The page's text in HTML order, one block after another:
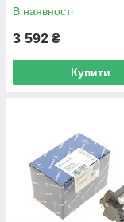
В наявності
3 592 ₴
Купити